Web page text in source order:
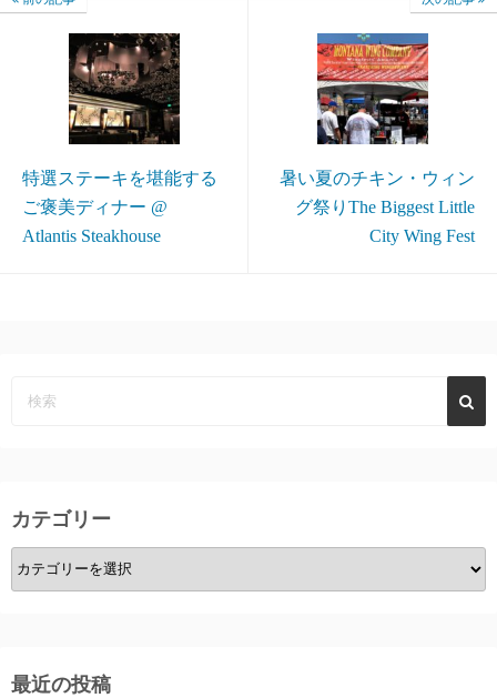
特選ステーキを堪能する
ご褒美ディナー @
Atlantis Steakhouse
暑い夏のチキン・ウィン
グ祭りThe Biggest Little
City Wing Fest
カテゴリー
カ
テ
ー
最近の投稿